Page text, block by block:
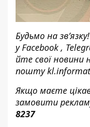
Будьмо на
уFacebook,
йте свої новини
пошту
Якщо маєте
замовити
8237